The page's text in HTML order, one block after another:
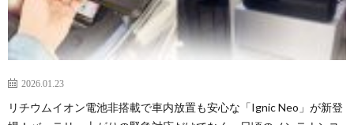
2026.01.23
リチウムイオン電池非搭載で車内放置も安心な「Ignic Neo」が新登